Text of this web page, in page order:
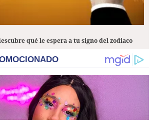
qué le espera a tu signo del zodiaco